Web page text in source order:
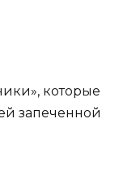
которые
запеченной